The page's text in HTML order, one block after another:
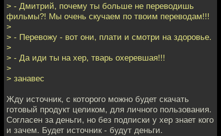
> - Дмитрий, почему ты больше не переводишь
фильмы?! Мы очень скучаем по твоим переводам!!!
>
> - Перевожу - вот они, плати и смотри на здоровье.
>
> - Да иди ты на хер, тварь охеревшая!!!
>
> занавес
Жду источник, с которого можно будет скачать
готовый продукт целиком, для личного пользования.
Согласен за деньги, но без подписки у хер знает кого
и зачем. Будет источник - будут деньги.